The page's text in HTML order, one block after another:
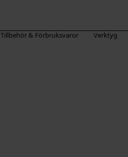
Tillbehör & Förbruksvaror Verktyg